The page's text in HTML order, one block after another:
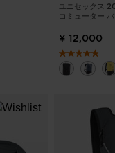
ユニセックス
コミューター
¥ 12,000